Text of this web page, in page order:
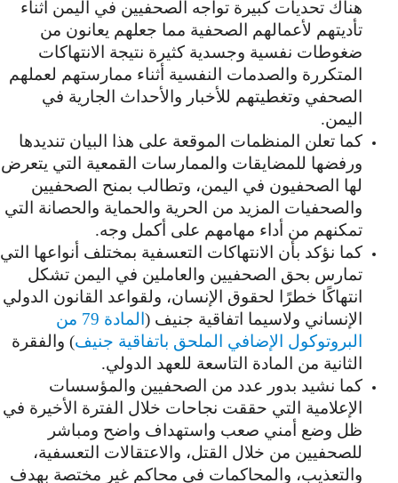
هناك تحديات كبيرة تواجه الصحفيين في اليمن أثناء
تأديتهم لأعمالهم الصحفية مما جعلهم يعانون من
ضغوطات نفسية وجسدية كثيرة نتيجة الانتهاكات
المتكررة والصدمات النفسية أثناء ممارستهم لعملهم
الصحفي وتغطيتهم للأخبار والأحداث الجارية في
اليمن.
كما تعلن المنظمات الموقعة على هذا البيان تنديدها
ورفضها للمضايقات والممارسات القمعية التي يتعرض
لها الصحفيون في اليمن، وتطالب بمنح الصحفيين
والصحفيات المزيد من الحرية والحماية والحصانة التي
تمكنهم من أداء مهامهم على أكمل وجه.
كما نؤكد بأن الانتهاكات التعسفية بمختلف أنواعها التي
تمارس بحق الصحفيين والعاملين في اليمن تشكل
انتهاكًا خطرًا لحقوق الإنسان، ولقواعد القانون الدولي
الإنساني ولاسيما اتفاقية جنيف (
المادة 79 من
البروتوكول الإضافي الملحق باتفاقية جنيف) والفقرة
الثانية من المادة التاسعة للعهد الدولي.
كما نشيد بدور عدد من الصحفيين والمؤسسات
الإعلامية التي حققت نجاحات خلال الفترة الأخيرة في
ظل وضع أمني صعب واستهداف واضح ومباشر
للصحفيين من خلال القتل، والاعتقالات التعسفية،
والتعذيب، والمحاكمات في محاكم غير مختصة بهدف